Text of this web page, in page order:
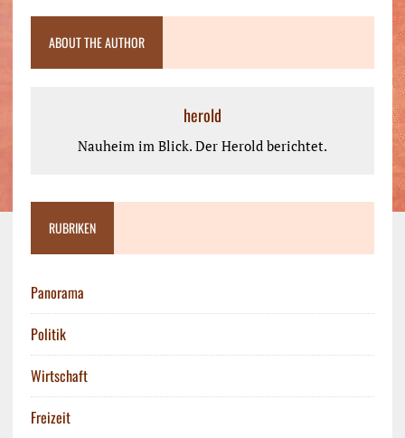
ABOUT THE AUTHOR
herold
Nauheim im Blick. Der Herold berichtet.
RUBRIKEN
Panorama
Politik
Wirtschaft
Freizeit